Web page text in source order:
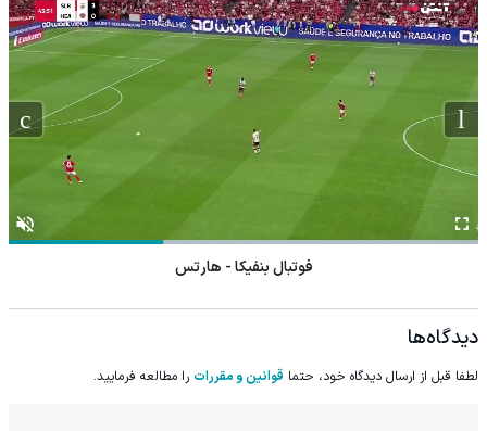
فوتبال بنفیکا - هارتس
دیدگاه‌ها
لطفا قبل از ارسال دیدگاه خود، حتما قوانین و مقررات را مطالعه فرمایید.